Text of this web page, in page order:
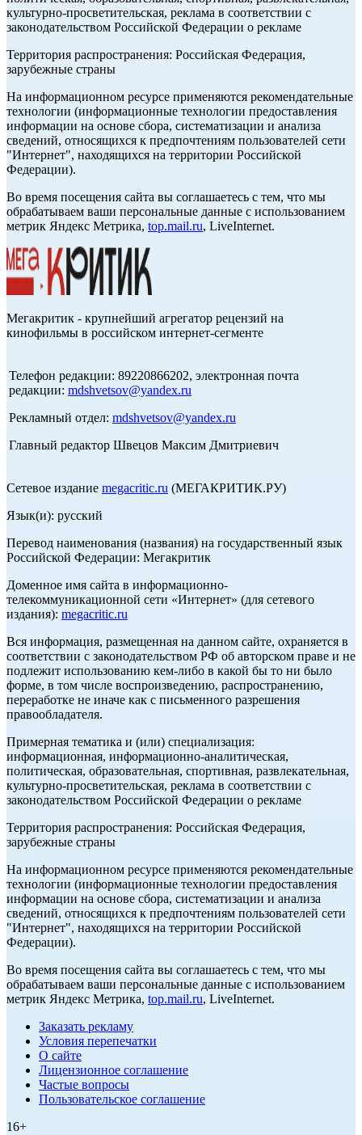
культурно-просветительская, реклама в соответствии с
законодательством Российской Федерации о рекламе
Территория распространения: Российская Федерация,
зарубежные страны
На информационном ресурсе применяются рекомендательные
технологии (информационные технологии предоставления
информации на основе сбора, систематизации и анализа
сведений, относящихся к предпочтениям пользователей сети
"Интернет", находящихся на территории Российской
Федерации).
Во время посещения сайта вы соглашаетесь с тем, что мы
обрабатываем ваши персональные данные с использованием
метрик Яндекс Метрика, top.mail.ru, LiveInternet.
Мегакритик - крупнейший агрегатор рецензий на
кинофильмы в российском интернет-сегменте
Телефон редакции: 89220866202, электронная почта
редакции: mdshvetsov@yandex.ru
Рекламный отдел: mdshvetsov@yandex.ru
Главный редактор Швецов Максим Дмитриевич
Сетевое издание megacritic.ru (МЕГАКРИТИК.РУ)
Язык(и): русский
Перевод наименования (названия) на государственный язык
Российской Федерации: Мегакритик
Доменное имя сайта в информационно-
телекоммуникационной сети «Интернет» (для сетевого
издания): megacritic.ru
Вся информация, размещенная на данном сайте, охраняется в
соответствии с законодательством РФ об авторском праве и не
подлежит использованию кем-либо в какой бы то ни было
форме, в том числе воспроизведению, распространению,
переработке не иначе как с письменного разрешения
правообладателя.
Примерная тематика и (или) специализация:
информационная, информационно-аналитическая,
политическая, образовательная, спортивная, развлекательная,
культурно-просветительская, реклама в соответствии с
законодательством Российской Федерации о рекламе
Территория распространения: Российская Федерация,
зарубежные страны
На информационном ресурсе применяются рекомендательные
технологии (информационные технологии предоставления
информации на основе сбора, систематизации и анализа
сведений, относящихся к предпочтениям пользователей сети
"Интернет", находящихся на территории Российской
Федерации).
Во время посещения сайта вы соглашаетесь с тем, что мы
обрабатываем ваши персональные данные с использованием
метрик Яндекс Метрика, top.mail.ru, LiveInternet.
Заказать рекламу
Условия перепечатки
О сайте
Лицензионное соглашение
Частые вопросы
Пользовательское соглашение
16+